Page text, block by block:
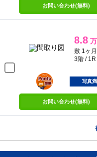
お問い合わせ(無料)
8.8
敷 1ヶ
3階 / 1R
ポンタ
部屋
写真
お問い合わせ(無料)